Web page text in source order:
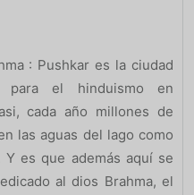
: Pushkar es la ciudad
para el hinduismo en
cada año millones de
las aguas del lago como
es que además aquí se
al dios Brahma, el